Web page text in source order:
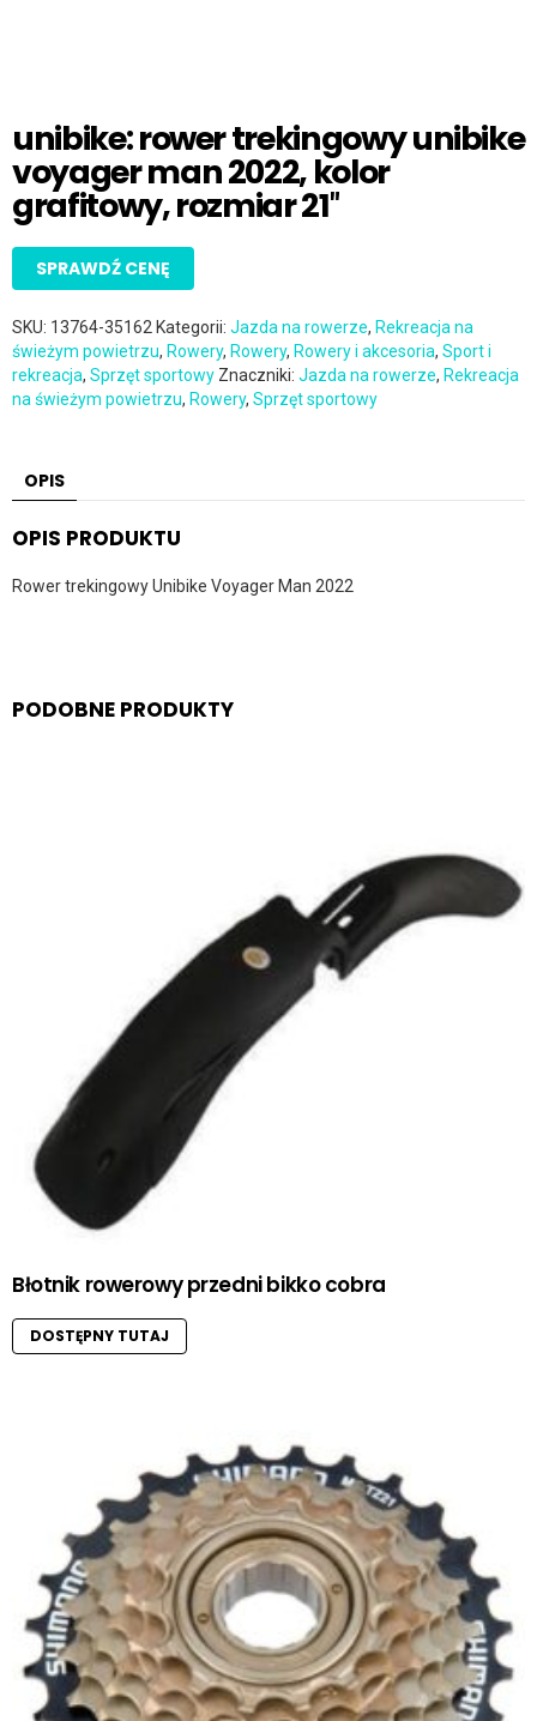
unibike: rower trekingowy unibike
voyager man 2022, kolor
grafitowy, rozmiar 21″
SPRAWDŹ CENĘ
SKU: 13764-35162 Kategorii: Jazda na rowerze, Rekreacja na
świeżym powietrzu, Rowery, Rowery, Rowery i akcesoria, Sport i
rekreacja, Sprzęt sportowy Znaczniki: Jazda na rowerze, Rekreacja
na świeżym powietrzu, Rowery, Sprzęt sportowy
OPIS
OPIS PRODUKTU
Rower trekingowy Unibike Voyager Man 2022
PODOBNE PRODUKTY
Błotnik rowerowy przedni bikko cobra
DOSTĘPNY TUTAJ